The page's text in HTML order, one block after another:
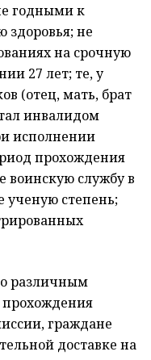
годными к
здоровья; не
на срочную
27 лет; те, у
(отец, мать, брат
инвалидом
исполнении
прохождения
службу в
ученую степень;
различным
граждане
доставке на